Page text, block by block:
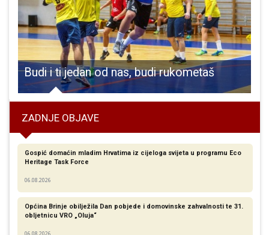
Budi i ti jedan od nas, budi rukometaš
ZADNJE OBJAVE
Gospić domaćin mladim Hrvatima iz cijeloga svijeta u programu Eco
Heritage Task Force
06.08.2026
Općina Brinje obilježila Dan pobjede i domovinske zahvalnosti te 31.
obljetnicu VRO „Oluja“
06.08.2026